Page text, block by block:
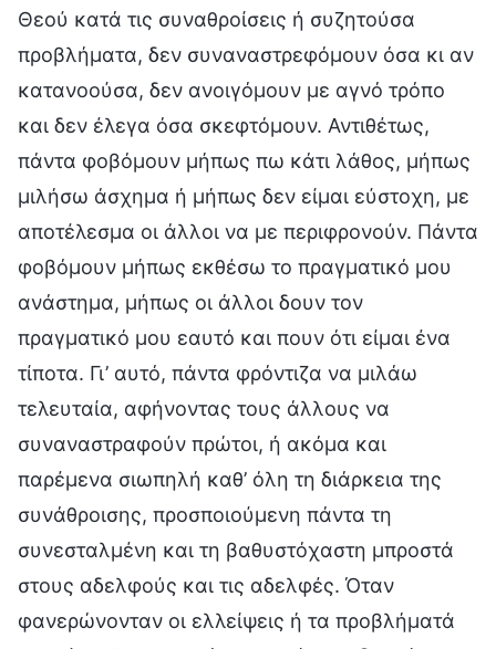
Θεού κατά τις συναθροίσεις ή συζητούσα
προβλήματα, δεν συναναστρεφόμουν όσα κι αν
κατανοούσα, δεν ανοιγόμουν με αγνό τρόπο
και δεν έλεγα όσα σκεφτόμουν. Αντιθέτως,
πάντα φοβόμουν μήπως πω κάτι λάθος, μήπως
μιλήσω άσχημα ή μήπως δεν είμαι εύστοχη, με
αποτέλεσμα οι άλλοι να με περιφρονούν. Πάντα
φοβόμουν μήπως εκθέσω το πραγματικό μου
ανάστημα, μήπως οι άλλοι δουν τον
πραγματικό μου εαυτό και πουν ότι είμαι ένα
τίποτα. Γι’ αυτό, πάντα φρόντιζα να μιλάω
τελευταία, αφήνοντας τους άλλους να
συναναστραφούν πρώτοι, ή ακόμα και
παρέμενα σιωπηλή καθ’ όλη τη διάρκεια της
συνάθροισης, προσποιούμενη πάντα τη
συνεσταλμένη και τη βαθυστόχαστη μπροστά
στους αδελφούς και τις αδελφές. Όταν
φανερώνονταν οι ελλείψεις ή τα προβλήματά